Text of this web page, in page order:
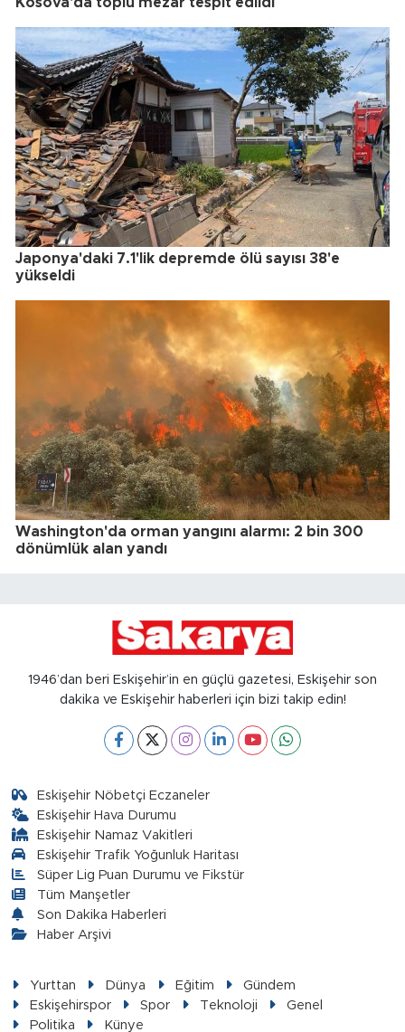
Kosova'da toplu mezar tespit edildi
Japonya'daki 7.1'lik depremde ölü sayısı 38'e
yükseldi
Washington'da orman yangını alarmı: 2 bin 300
dönümlük alan yandı
1946’dan beri Eskişehir’in en güçlü gazetesi, Eskişehir son
dakika ve Eskişehir haberleri için bizi takip edin!
Eskişehir Nöbetçi Eczaneler
Eskişehir Hava Durumu
Eskişehir Namaz Vakitleri
Eskişehir Trafik Yoğunluk Haritası
Süper Lig Puan Durumu ve Fikstür
Tüm Manşetler
Son Dakika Haberleri
Haber Arşivi
Yurttan Dünya Eğitim
Gündem
Eskişehirspor
Spor Teknoloji
Genel
Politika
Künye